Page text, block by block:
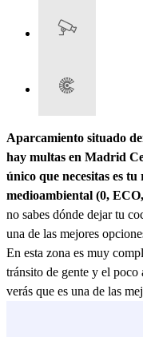
Aparcamiento situado
hay multas en Madrid
único que necesitas es
medioambiental (0,
no sabes dónde dejar tu
una de las mejores
En esta zona es muy
tránsito de gente y el
verás que es una de las